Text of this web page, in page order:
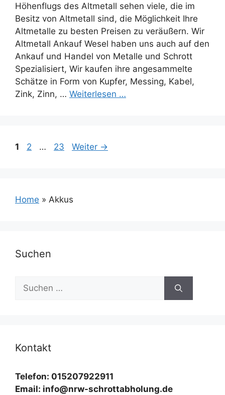
Höhenflugs des Altmetall sehen viele, die im
Besitz von Altmetall sind, die Möglichkeit Ihre
Altmetalle zu besten Preisen zu veräußern. Wir
Altmetall Ankauf Wesel haben uns auch auf den
Ankauf und Handel von Metalle und Schrott
Spezialisiert, Wir kaufen ihre angesammelte
Schätze in Form von Kupfer, Messing, Kabel,
Zink, Zinn, … Weiterlesen …
Seite
1 Seite
2 … Seite
23 Weiter →
Home » Akkus
Suchen
Suchen
nach:
Kontakt
Telefon: 015207922911
Email: info@nrw-schrottabholung.de